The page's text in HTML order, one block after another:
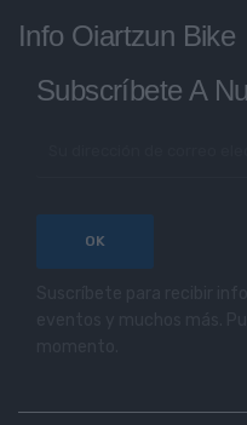
Info Oiartzun Bike
Subscríbete A